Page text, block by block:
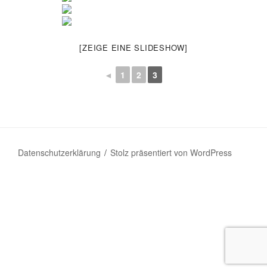
[ZEIGE EINE SLIDESHOW]
◄ 1 2 3
Datenschutzerklärung Stolz präsentiert von WordPress